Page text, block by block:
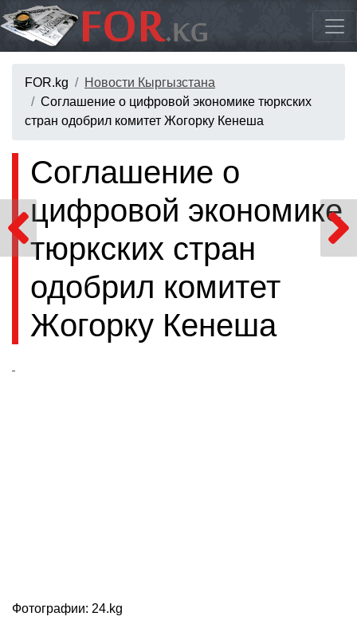
FOR.kg
Новости Кыргызстана
Соглашение о цифровой экономике тюркских
стран одобрил комитет Жогорку Кенеша
Соглашение о
цифровой экономике
тюркских стран
одобрил комитет
Жогорку Кенеша
Фотографии: 24.kg